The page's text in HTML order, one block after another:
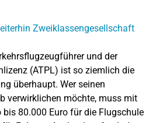
und der
(ATPL) ist so ziemlich die
überhaupt. Wer seinen
verwirklichen möchte, muss mit
bis 80.000 Euro für die Flugschule